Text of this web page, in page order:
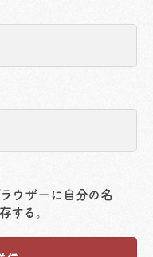
ウザーに自分の名
する。